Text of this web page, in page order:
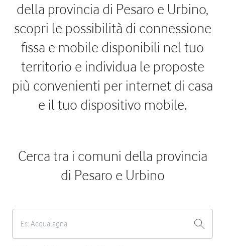
della provincia di Pesaro e Urbino,
scopri le possibilità di connessione
fissa e mobile disponibili nel tuo
territorio e individua le proposte
più convenienti per internet di casa
e il tuo dispositivo mobile.
Cerca tra i comuni della provincia
di Pesaro e Urbino